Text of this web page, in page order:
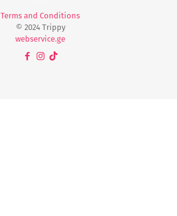
Terms and Conditions
© 2024 Trippy
webservice.ge